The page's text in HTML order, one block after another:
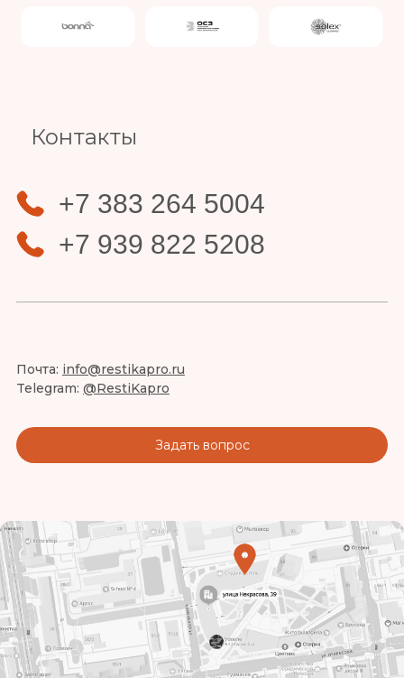
Контакты
+7 383 264 5004
+7 939 822 5208
Почта: info@restikapro.ru
Telegram: @RestiKapro
Задать вопрос